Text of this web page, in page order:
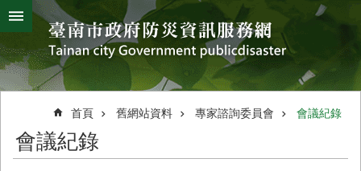
跳到主要內容區塊
搜
尋
進
階
搜
熱
字
颱
風
災
害
首頁 舊網站資料 專家諮詢委員會 會議紀錄
會議紀錄